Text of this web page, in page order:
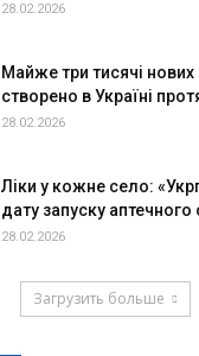
28.02.2026
Майже три тисячі нових
створено в Україні
28.02.2026
Ліки у кожне село:
дату запуску аптечного
28.02.2026
Загрузить больше